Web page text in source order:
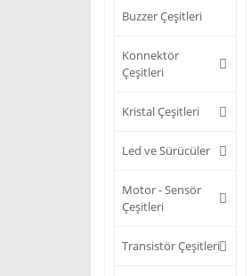
Buzzer Çeşitleri
Konnektör
Çeşitleri
Kristal Çeşitleri
Led ve Sürücüler
Motor - Sensör
Çeşitleri
Transistör Çeşitleri